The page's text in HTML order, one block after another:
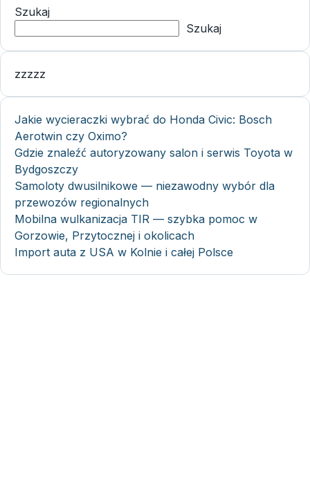
Szukaj
Szukaj
zzzzz
Jakie wycieraczki wybrać do Honda Civic: Bosch
Aerotwin czy Oximo?
Gdzie znaleźć autoryzowany salon i serwis Toyota w
Bydgoszczy
Samoloty dwusilnikowe — niezawodny wybór dla
przewozów regionalnych
Mobilna wulkanizacja TIR — szybka pomoc w
Gorzowie, Przytocznej i okolicach
Import auta z USA w Kolnie i całej Polsce